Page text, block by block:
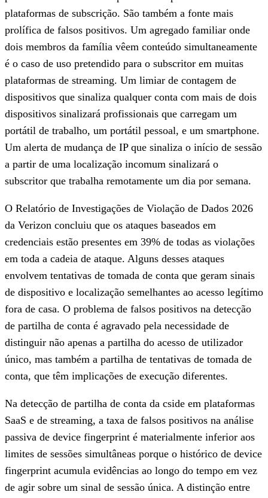
plataformas de subscrição. São também a fonte mais
prolífica de falsos positivos. Um agregado familiar onde
dois membros da família vêem conteúdo simultaneamente
é o caso de uso pretendido para o subscritor em muitas
plataformas de streaming. Um limiar de contagem de
dispositivos que sinaliza qualquer conta com mais de dois
dispositivos sinalizará profissionais que carregam um
portátil de trabalho, um portátil pessoal, e um smartphone.
Um alerta de mudança de IP que sinaliza o início de sessão
a partir de uma localização incomum sinalizará o
subscritor que trabalha remotamente um dia por semana.
O Relatório de Investigações de Violação de Dados 2026
da Verizon concluiu que os ataques baseados em
credenciais estão presentes em 39% de todas as violações
em toda a cadeia de ataque. Alguns desses ataques
envolvem tentativas de tomada de conta que geram sinais
de dispositivo e localização semelhantes ao acesso legítimo
fora de casa. O problema de falsos positivos na detecção
de partilha de conta é agravado pela necessidade de
distinguir não apenas a partilha do acesso de utilizador
único, mas também a partilha de tentativas de tomada de
conta, que têm implicações de execução diferentes.
Na detecção de partilha de conta da cside em plataformas
SaaS e de streaming, a taxa de falsos positivos na análise
passiva de device fingerprint é materialmente inferior aos
limites de sessões simultâneas porque o histórico de device
fingerprint acumula evidências ao longo do tempo em vez
de agir sobre um sinal de sessão única. A distinção entre